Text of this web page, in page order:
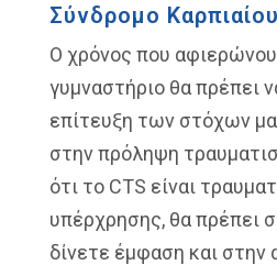
Σύνδρομο
Ο χρόνος που
γυμναστήριο θα πρέπει
επίτευξη των στόχων
στην πρόληψη
ότι το CTS είναι
υπέρχρησης, θα πρέπει
δίνετε έμφαση και στην